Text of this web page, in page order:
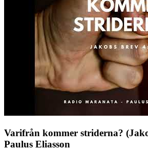
Varifrån kommer striderna?
Paulus Eliasson